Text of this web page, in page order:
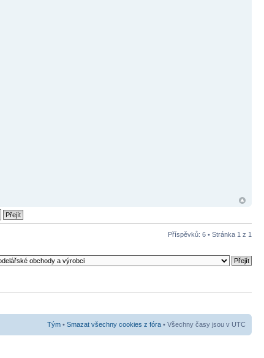
Příspěvků: 6 • Stránka 1 z 1
Tým • Smazat všechny cookies z fóra • Všechny časy jsou v UTC